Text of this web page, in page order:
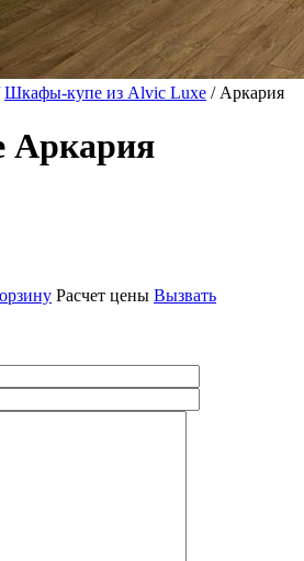
Шкафы-купе из Alvic Luxe / Аркария
Расчет цены Вызвать